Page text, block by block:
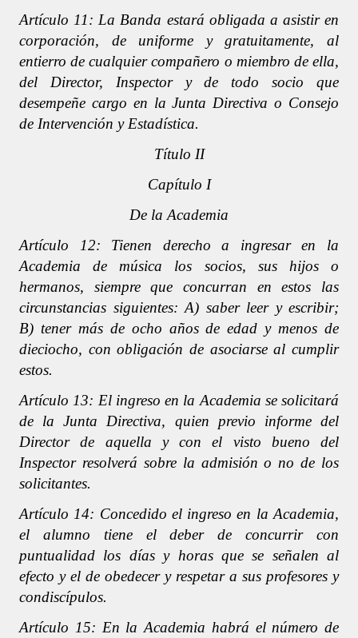
Artículo 11: La Banda estará obligada a asistir en
corporación, de uniforme y gratuitamente, al
entierro de cualquier compañero o miembro de ella,
del Director, Inspector y de todo socio que
desempeñe cargo en la Junta Directiva o Consejo
de Intervención y Estadística.
Título II
Capítulo I
De la Academia
Artículo 12: Tienen derecho a ingresar en la
Academia de música los socios, sus hijos o
hermanos, siempre que concurran en estos las
circunstancias siguientes: A) saber leer y escribir;
B) tener más de ocho años de edad y menos de
dieciocho, con obligación de asociarse al cumplir
estos.
Artículo 13: El ingreso en la Academia se solicitará
de la Junta Directiva, quien previo informe del
Director de aquella y con el visto bueno del
Inspector resolverá sobre la admisión o no de los
solicitantes.
Artículo 14: Concedido el ingreso en la Academia,
el alumno tiene el deber de concurrir con
puntualidad los días y horas que se señalen al
efecto y el de obedecer y respetar a sus profesores y
condiscípulos.
Artículo 15: En la Academia habrá el número de